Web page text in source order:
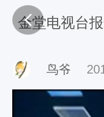
金堂电视台
鸟爷